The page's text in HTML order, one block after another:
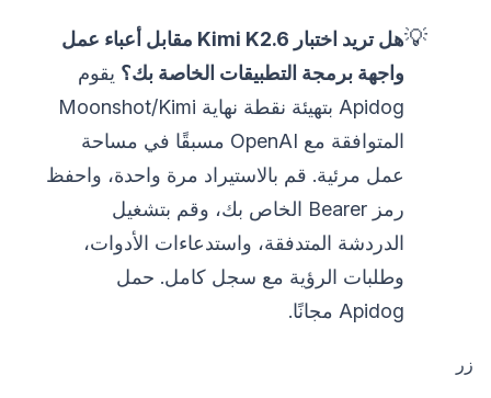
💡
هل تريد اختبار Kimi K2.6 مقابل أعباء عمل
واجهة برمجة التطبيقات الخاصة بك؟ يقوم
Apidog بتهيئة نقطة نهاية Moonshot/Kimi
المتوافقة مع OpenAI مسبقًا في مساحة
عمل مرئية. قم بالاستيراد مرة واحدة، واحفظ
رمز Bearer الخاص بك، وقم بتشغيل
الدردشة المتدفقة، واستدعاءات الأدوات،
وطلبات الرؤية مع سجل كامل. حمل
Apidog مجانًا.
زر